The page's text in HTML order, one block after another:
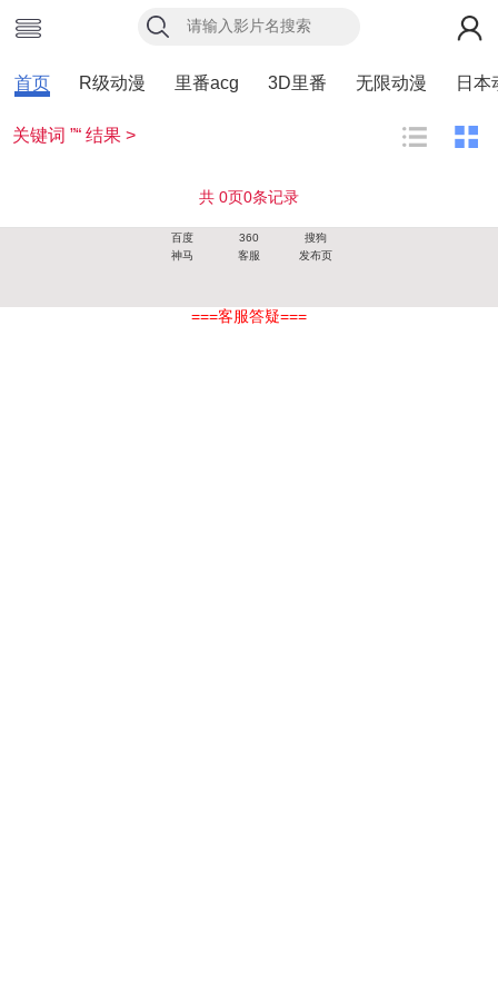
首页 R级动漫 里番acg 3D里番 无限动漫 日本
关键词 ”“ 结果 >
共 0页0条记录
百度 360
搜狗
神马
客服 发布页
===客服答疑===